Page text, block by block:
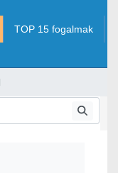
TOP 15 fogalmak